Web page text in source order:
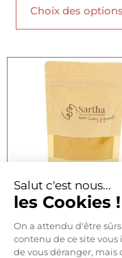
Choix des options
4,60€
Salut c'est nous...
les Cookies !
On a attendu d'être
contenu de ce site vous
de vous déranger,